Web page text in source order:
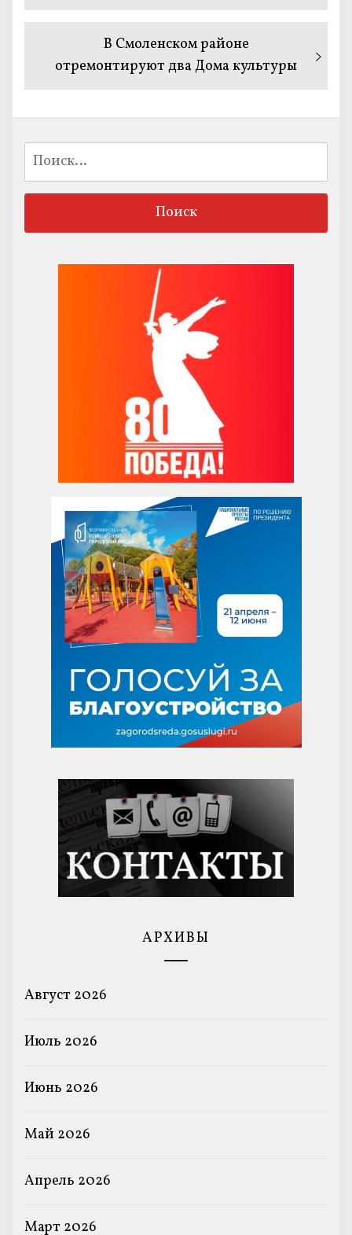
Следующая
запись:
В Смоленском районе
отремонтируют два Дома культуры
Найти:
АРХИВЫ
Август 2026
Июль 2026
Июнь 2026
Май 2026
Апрель 2026
Март 2026